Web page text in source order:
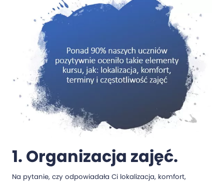
1. Organizacja zajęć.
Na pytanie, czy odpowiadała Ci lokalizacja, komfort,